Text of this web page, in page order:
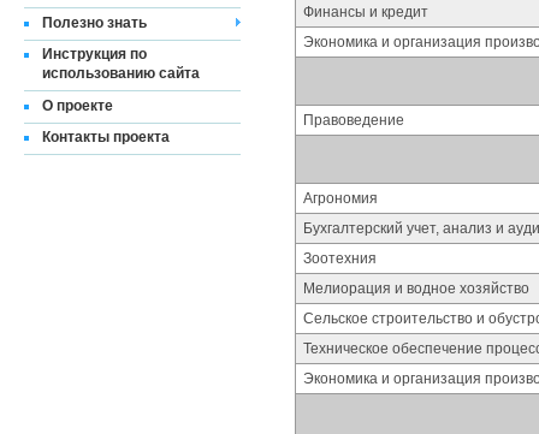
Полезно знать
Инструкция по
использованию сайта
О проекте
Контакты проекта
Финансы и кредит
Экономика и организация
Правоведение
Агрономия
Бухгалтерский учет, анализ и
Зоотехния
Мелиорация и водное хозяйство
Сельское строительство и
Техническое обеспечение
Экономика и организация